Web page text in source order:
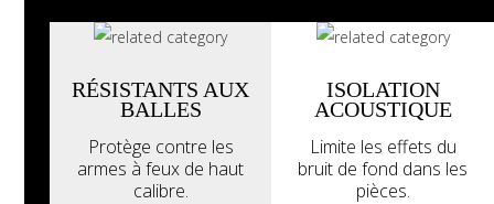
RÉSISTANTS AUX
BALLES
Protège contre les
armes à feux de haut
calibre.
ISOLATION
ACOUSTIQUE
Limite les effets du
bruit de fond dans les
pièces.